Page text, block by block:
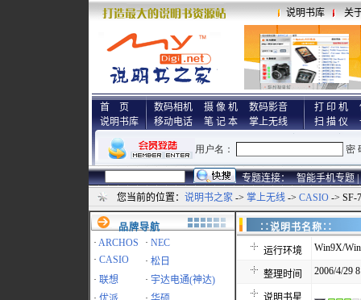
说明书库 关
首 页
说明书库
数码相机 摄 像 机
数码影音
移动电话
笔 记 本 掌上无线
打 印 机
扫 描 仪
专题连接： 智能手机专题 |
您当前的位置： 说明书之家 -> 掌上无线 -> CASIO -> SF-
品牌导航
· ARCHOS · NEC
· CASIO · 松日
· 联想 · 宇达电通(神达)
∷说明书名
运行环境 Win9X/
整理时间 2006/4/29
说明书星